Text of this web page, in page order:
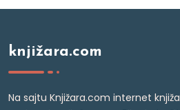
knjižara.com
Na sajtu Knjižara.com internet